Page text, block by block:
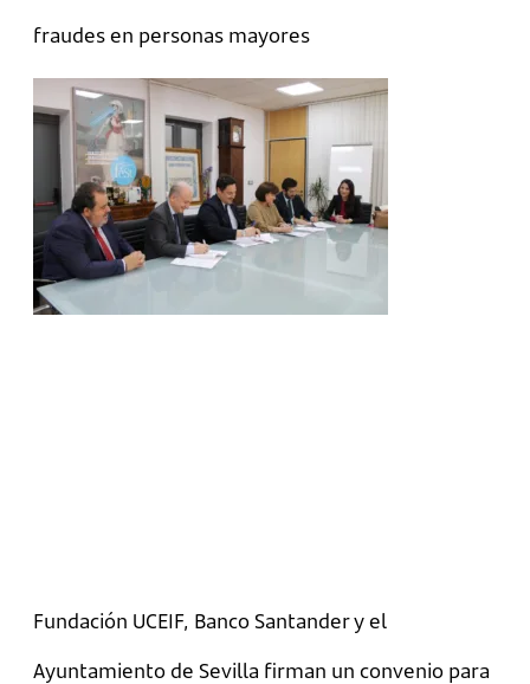
fraudes en personas mayores
Fundación UCEIF, Banco Santander y el
Ayuntamiento de Sevilla firman un convenio para